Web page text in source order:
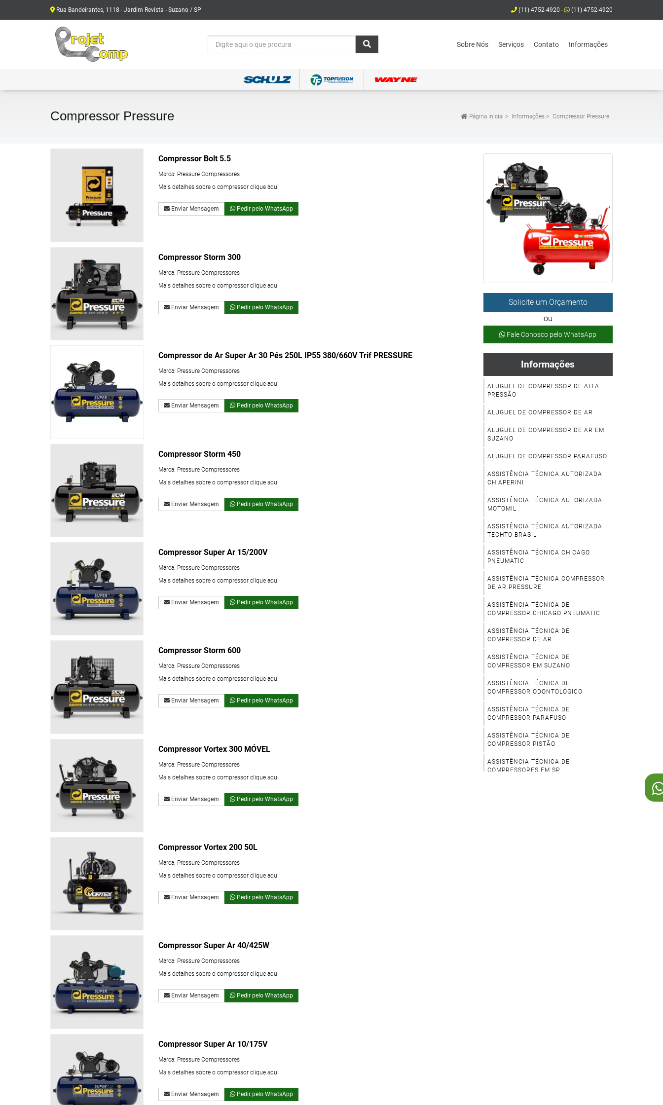
Rua Bandeirantes, 1118 - Jardim Revista - Suzano / SP (11) 4752-4920 - (11) 4752-4920
Sobre Nós Serviços Contato Informações
Compressor Pressure Página Inicial > Informações > Compressor Pressure
Compressor Bolt 5.5
Marca: Pressure Compressores
Mais detalhes sobre o compressor clique aqui
Enviar Mensagem Pedir pelo WhatsApp
Compressor Storm 300
Marca: Pressure Compressores
Mais detalhes sobre o compressor clique aqui
Enviar Mensagem Pedir pelo WhatsApp
Compressor de Ar Super Ar 30 Pés 250L IP55 380/660V Trif PRESSURE
Marca: Pressure Compressores
Mais detalhes sobre o compressor clique aqui
Enviar Mensagem Pedir pelo WhatsApp
Compressor Storm 450
Marca: Pressure Compressores
Mais detalhes sobre o compressor clique aqui
Enviar Mensagem Pedir pelo WhatsApp
Compressor Super Ar 15/200V
Marca: Pressure Compressores
Mais detalhes sobre o compressor clique aqui
Enviar Mensagem Pedir pelo WhatsApp
Compressor Storm 600
Marca: Pressure Compressores
Mais detalhes sobre o compressor clique aqui
Enviar Mensagem Pedir pelo WhatsApp
Compressor Vortex 300 MÓVEL
Marca: Pressure Compressores
Mais detalhes sobre o compressor clique aqui
Enviar Mensagem Pedir pelo WhatsApp
Compressor Vortex 200 50L
Marca: Pressure Compressores
Mais detalhes sobre o compressor clique aqui
Enviar Mensagem Pedir pelo WhatsApp
Compressor Super Ar 40/425W
Marca: Pressure Compressores
Mais detalhes sobre o compressor clique aqui
Enviar Mensagem Pedir pelo WhatsApp
Compressor Super Ar 10/175V
Marca: Pressure Compressores
Mais detalhes sobre o compressor clique aqui
Enviar Mensagem Pedir pelo WhatsApp
Solicite um Orçamento
ou
Fale Conosco pelo WhatsApp
Informações
ALUGUEL DE COMPRESSOR DE ALTA
PRESSÃO
ALUGUEL DE COMPRESSOR DE AR
ALUGUEL DE COMPRESSOR DE AR EM
SUZANO
ALUGUEL DE COMPRESSOR PARAFUSO
ASSISTÊNCIA TÉCNICA AUTORIZADA
CHIAPERINI
ASSISTÊNCIA TÉCNICA AUTORIZADA
MOTOMIL
ASSISTÊNCIA TÉCNICA AUTORIZADA
TECHTO BRASIL
ASSISTÊNCIA TÉCNICA CHICAGO
PNEUMATIC
ASSISTÊNCIA TÉCNICA COMPRESSOR
DE AR PRESSURE
ASSISTÊNCIA TÉCNICA DE
COMPRESSOR CHICAGO PNEUMATIC
ASSISTÊNCIA TÉCNICA DE
COMPRESSOR DE AR
ASSISTÊNCIA TÉCNICA DE
COMPRESSOR EM SUZANO
ASSISTÊNCIA TÉCNICA DE
COMPRESSOR ODONTOLÓGICO
ASSISTÊNCIA TÉCNICA DE
COMPRESSOR PARAFUSO
ASSISTÊNCIA TÉCNICA DE
COMPRESSOR PISTÃO
ASSISTÊNCIA TÉCNICA DE
COMPRESSORES EM SP